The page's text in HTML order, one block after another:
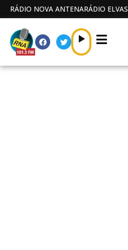
RÁDIO NOVA ANTENARÁDIO ELVAS